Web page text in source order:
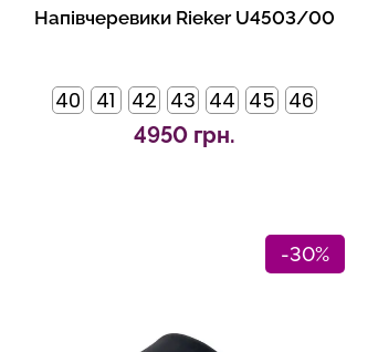
Напівчеревики Rieker U4503/00
40 41 42 43 44 45 46
4950 грн.
-30%